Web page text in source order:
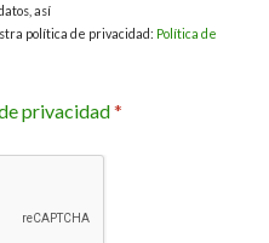
así
política de privacidad: Política de
privacidad*